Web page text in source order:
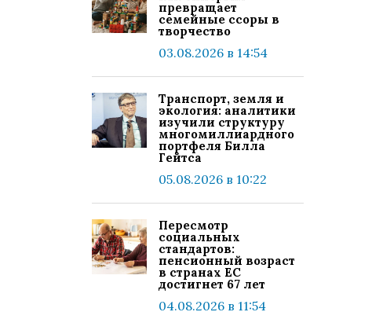
превращает
семейные ссоры в
творчество
03.08.2026 в 14:54
Транспорт, земля и
экология: аналитики
изучили структуру
многомиллиардного
портфеля Билла
Гейтса
05.08.2026 в 10:22
Пересмотр
социальных
стандартов:
пенсионный возраст
в странах ЕС
достигнет 67 лет
04.08.2026 в 11:54